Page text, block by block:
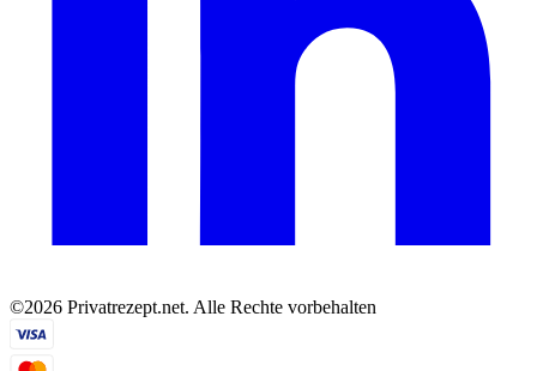
©2026 Privatrezept.net. Alle Rechte vorbehalten